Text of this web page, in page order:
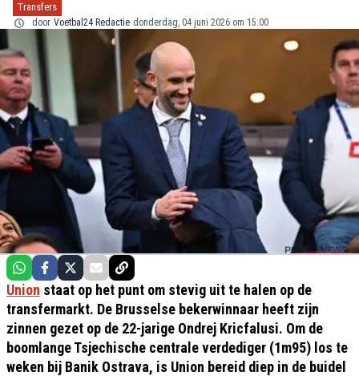
Transfers
door Voetbal24 Redactie donderdag, 04 juni 2026 om 15:00
Union staat op het punt om stevig uit te halen op de
transfermarkt. De Brusselse bekerwinnaar heeft zijn
zinnen gezet op de 22-jarige Ondrej Kricfalusi. Om de
boomlange Tsjechische centrale verdediger (1m95) los te
weken bij Banik Ostrava, is Union bereid diep in de buidel